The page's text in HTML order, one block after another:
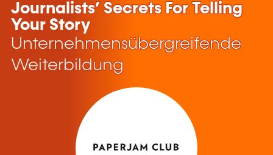
Journalists’ Secrets For Telling
Your Story
Unternehmensübergreifende
Weiterbildung